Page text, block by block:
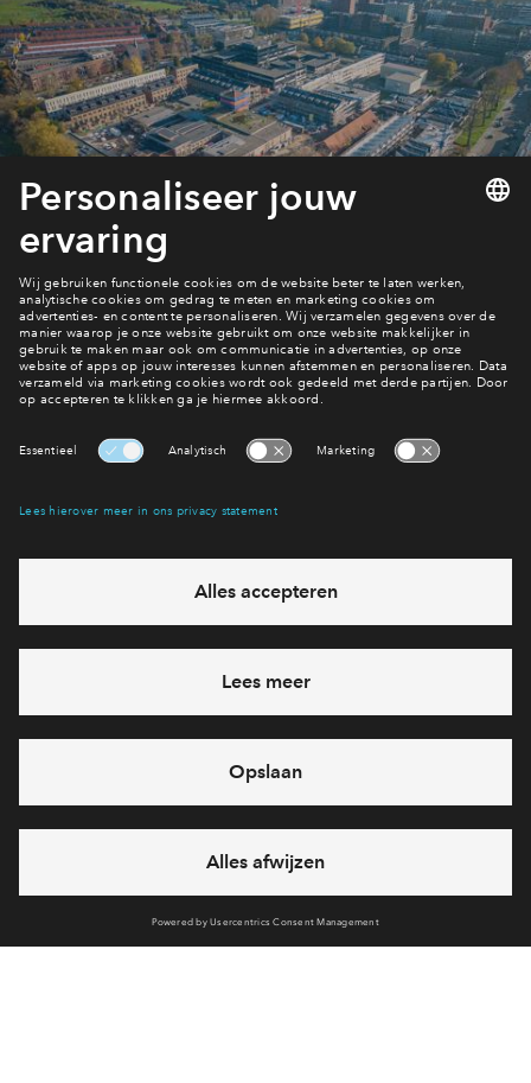
De woningen
eventuele projecten
Ja, ik wil mij aanmelden
712 26 37
6 dagen per week beschikbaar (behalve tijdens
feestdagen)
vandaag van 09:00 - 18:00 uur